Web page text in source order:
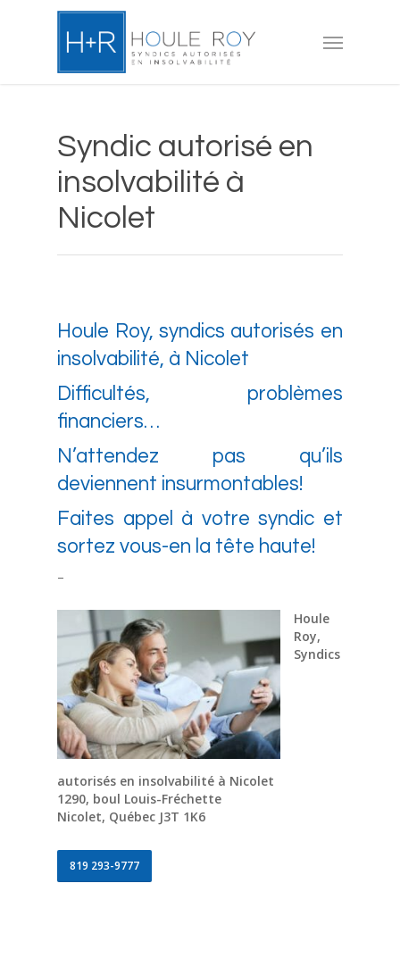
Menu
Syndic autorisé en
insolvabilité à
Nicolet
Houle Roy, syndics autorisés en
insolvabilité, à Nicolet
Difficultés, problèmes
financiers…
N’attendez pas qu’ils
deviennent insurmontables!
Faites appel à votre syndic et
sortez vous-en la tête haute!
–
Houle
Roy,
Syndics
autorisés en insolvabilité à Nicolet
1290, boul Louis-Fréchette
Nicolet, Québec J3T 1K6
819 293-9777